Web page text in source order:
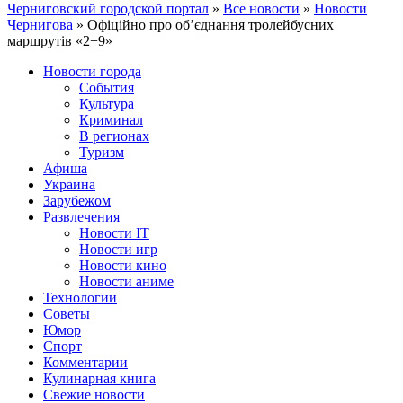
Черниговский городской портал » Все новости » Новости
Чернигова » Офіційно про об’єднання тролейбусних
маршрутів «2+9»
Новости города
События
Культура
Криминал
В регионах
Туризм
Афиша
Украина
Зарубежом
Развлечения
Новости IT
Новости игр
Новости кино
Новости аниме
Технологии
Советы
Юмор
Спорт
Комментарии
Кулинарная книга
Свежие новости